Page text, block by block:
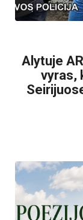
Alytuje
vyras,